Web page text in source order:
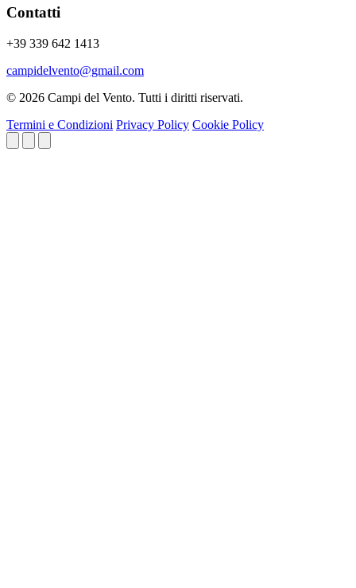
Contatti
+39 339 642 1413
campidelvento@gmail.com
© 2026 Campi del Vento. Tutti i diritti riservati.
Termini e Condizioni Privacy Policy Cookie Policy